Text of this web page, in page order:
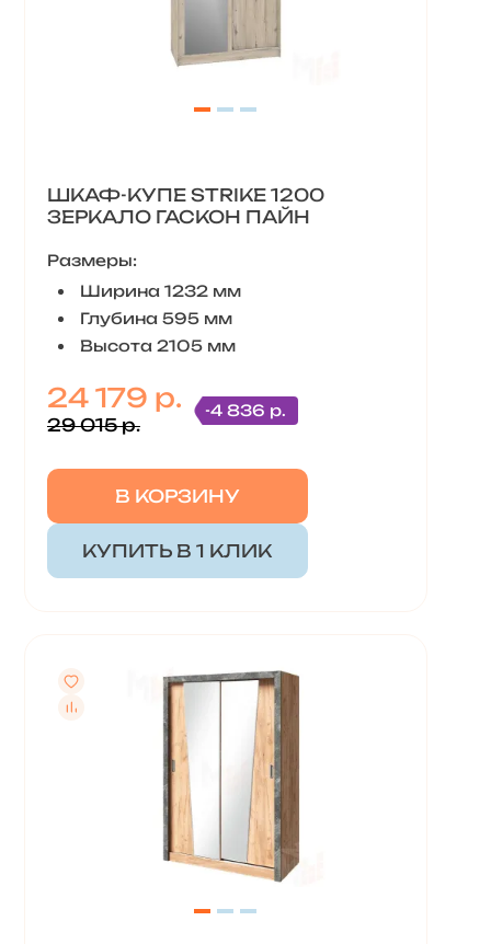
ШКАФ-КУПЕ STRIKE 1200
ЗЕРКАЛО ГАСКОН ПАЙН
Размеры:
Ширина 1232 мм
Глубина 595 мм
Высота 2105 мм
24 179 р.
29 015 р.
-4 836 р.
В КОРЗИНУ
КУПИТЬ В 1 КЛИК